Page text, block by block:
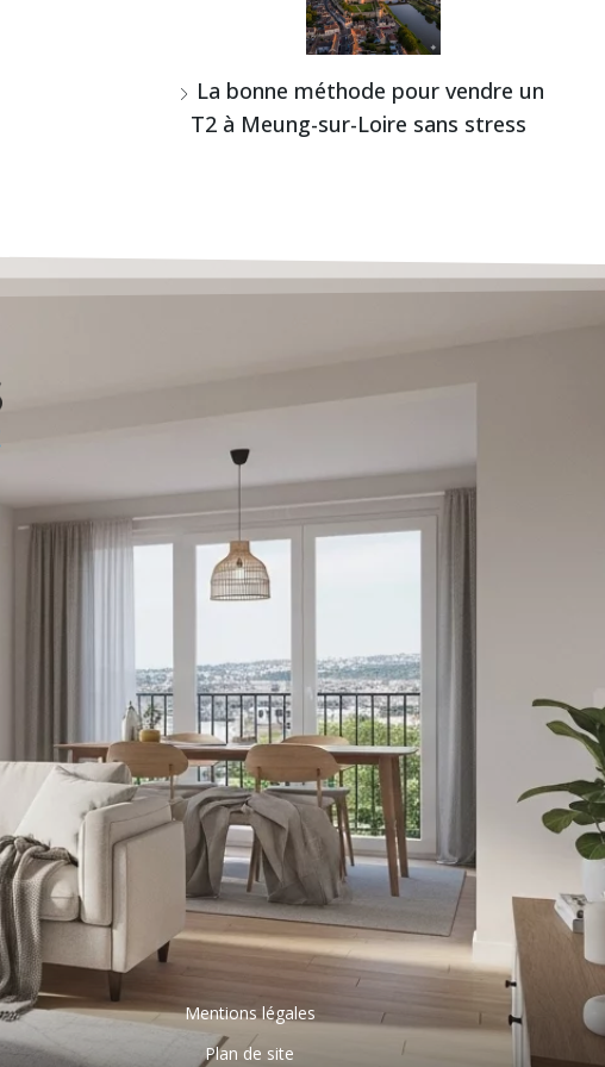
La bonne méthode pour vendre un
T2 à Meung-sur-Loire sans stress
Mentions légales
Plan de site